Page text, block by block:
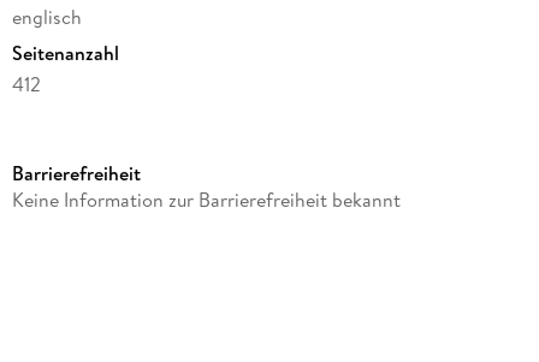
englisch
Seitenanzahl
412
Verlag/Hersteller
Barrierefreiheit
Keine Information zur Barrierefreiheit bekannt